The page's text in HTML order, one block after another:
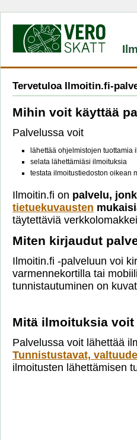
Tervetuloa Ilmoitin.fi-
Mihin voit käyttää
Palvelussa voit
lähettää ohjelmistojen tuottamia
selata lähettämiäsi ilmoituksia
testata ilmoitustiedoston oikean
Ilmoitin.fi on palvelu,
tietuekuvausten
täytettäviä
Miten kirjaudut
Ilmoitin.fi -palveluun voi
varmennekortilla tai
tunnistautuminen on
Mitä ilmoituksia voit
Palvelussa voit lähettää
Tunnistustavat,
ilmoitusten lähettämisen